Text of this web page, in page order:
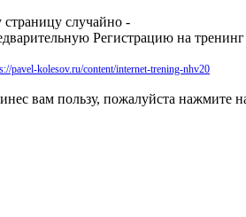
случайно -
Регистрацию на
pavel-kolesov.ru/content/internet-trening-nhv20
вам пользу, пожалуйста